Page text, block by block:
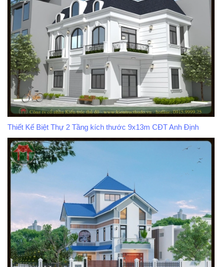
Thiết Kế Biệt Thự 2 Tầng kích thước 9x13m CĐT Anh Định